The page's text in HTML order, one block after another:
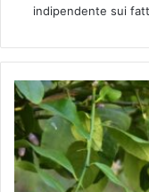
indipendente sui
G
L
I
A
G
R